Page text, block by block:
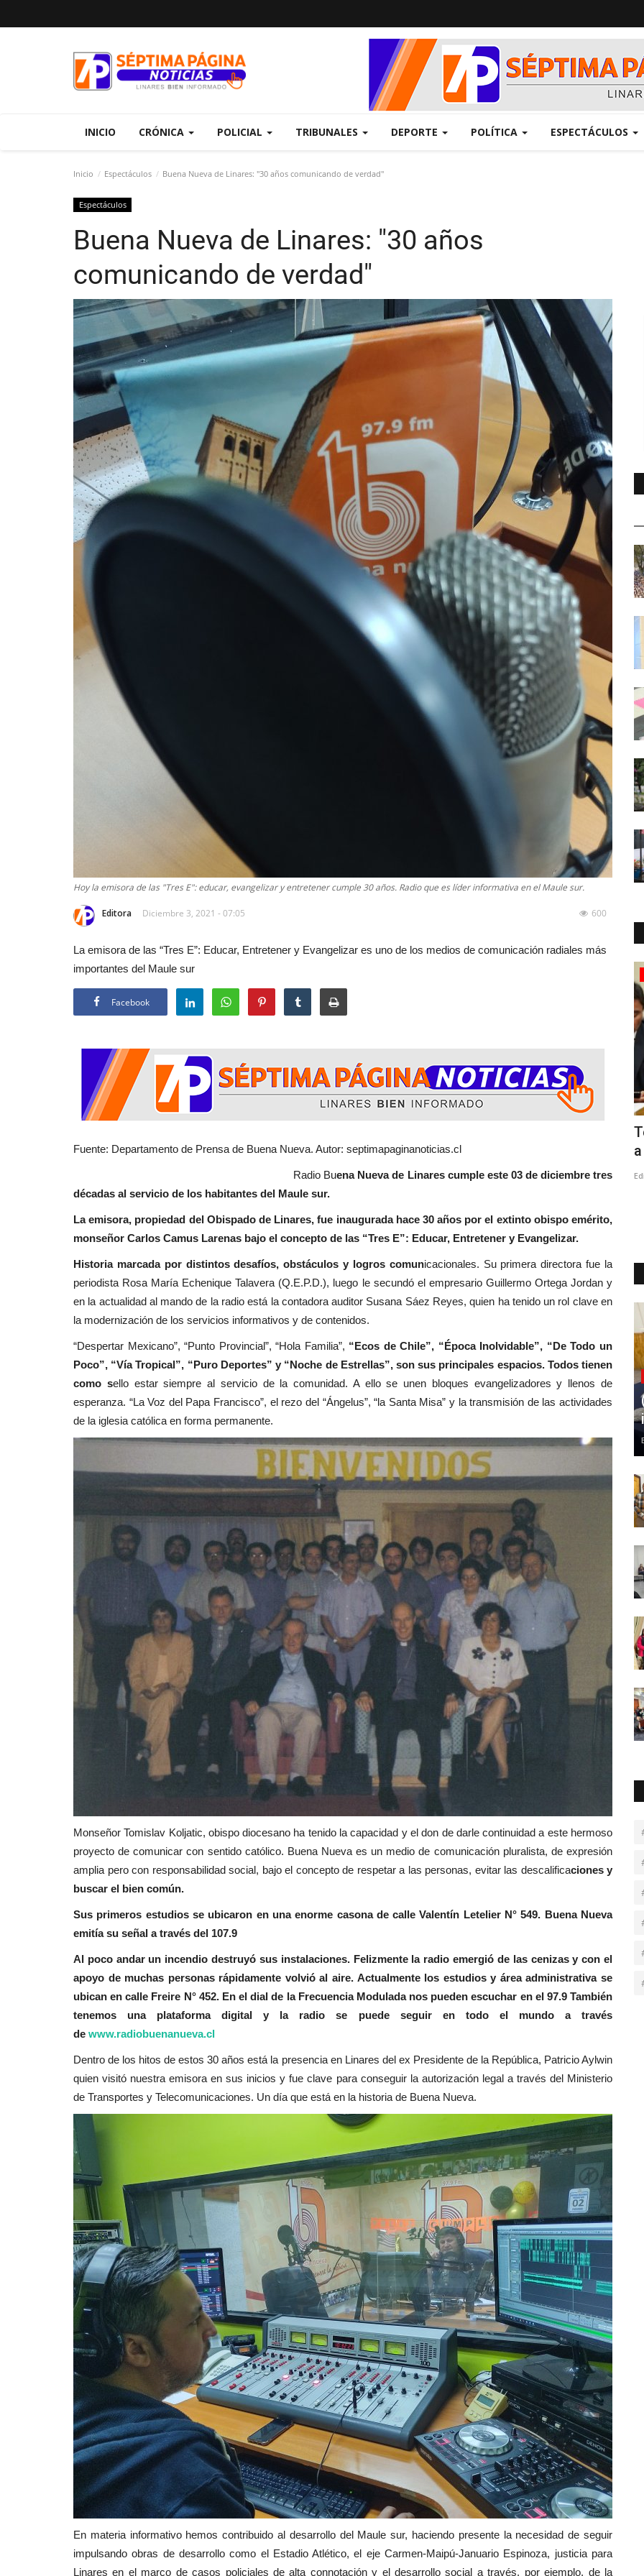
INICIO CRÓNICA POLICIAL TRIBUNALES DEPORTE POLÍTICA ESPECTÁCULOS
Inicio Espectáculos Buena Nueva de Linares: "30 años comunicando de verdad"
Espectáculos
Buena Nueva de Linares: "30 años
comunicando de verdad"
Hoy la emisora de las "Tres E": educar, evangelizar y entretener cumple 30 años. Radio que es líder informativa en el Maule sur.
Editora Diciembre 3, 2021 - 07:05 600
La emisora de las “Tres E”: Educar, Entretener y Evangelizar es uno de los medios de comunicación radiales más
importantes del Maule sur
Facebook
Fuente: Departamento de Prensa de Buena Nueva. Autor: septimapaginanoticias.cl
Radio Buena Nueva de Linares cumple este 03 de diciembre tres
décadas al servicio de los habitantes del Maule sur.
La emisora, propiedad del Obispado de Linares, fue inaugurada hace 30 años por el extinto obispo emérito,
monseñor Carlos Camus Larenas bajo el concepto de las “Tres E”: Educar, Entretener y Evangelizar.
Historia marcada por distintos desafíos, obstáculos y logros comunicacionales. Su primera directora fue la
periodista Rosa María Echenique Talavera (Q.E.P.D.), luego le secundó el empresario Guillermo Ortega Jordan y
en la actualidad al mando de la radio está la contadora auditor Susana Sáez Reyes, quien ha tenido un rol clave en
la modernización de los servicios informativos y de contenidos.
“Despertar Mexicano”, “Punto Provincial”, “Hola Familia”, “Ecos de Chile”, “Época Inolvidable”, “De Todo un
Poco”, “Vía Tropical”, “Puro Deportes” y “Noche de Estrellas”, son sus principales espacios. Todos tienen
como sello estar siempre al servicio de la comunidad. A ello se unen bloques evangelizadores y llenos de
esperanza. “La Voz del Papa Francisco”, el rezo del “Ángelus”, “la Santa Misa” y la transmisión de las actividades
de la iglesia católica en forma permanente.
Monseñor Tomislav Koljatic, obispo diocesano ha tenido la capacidad y el don de darle continuidad a este hermoso
proyecto de comunicar con sentido católico. Buena Nueva es un medio de comunicación pluralista, de expresión
amplia pero con responsabilidad social, bajo el concepto de respetar a las personas, evitar las descalificaciones y
buscar el bien común.
Sus primeros estudios se ubicaron en una enorme casona de calle Valentín Letelier N° 549. Buena Nueva
emitía su señal a través del 107.9
Al poco andar un incendio destruyó sus instalaciones. Felizmente la radio emergió de las cenizas y con el
apoyo de muchas personas rápidamente volvió al aire. Actualmente los estudios y área administrativa se
ubican en calle Freire N° 452. En el dial de la Frecuencia Modulada nos pueden escuchar en el 97.9 También
tenemos una plataforma digital y la radio se puede seguir en todo el mundo a través
de www.radiobuenanueva.cl
Dentro de los hitos de estos 30 años está la presencia en Linares del ex Presidente de la República, Patricio Aylwin
quien visitó nuestra emisora en sus inicios y fue clave para conseguir la autorización legal a través del Ministerio
de Transportes y Telecomunicaciones. Un día que está en la historia de Buena Nueva.
En materia informativo hemos contribuido al desarrollo del Maule sur, haciendo presente la necesidad de seguir
impulsando obras de desarrollo como el Estadio Atlético, el eje Carmen-Maipú-Januario Espinoza, justicia para
Linares en el marco de casos policiales de alta connotación y el desarrollo social a través, por ejemplo, de la
Policial
atropellado en el peligroso...
Los hechos originados a eso de las 08:15 de esta mañana en
el cruce Las Vertientes,...
reunieron con delegado...
Editora Agosto 7, 2026 92
distintas comunas participaron...